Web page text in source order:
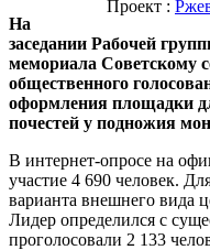
Проект :
На
заседании Рабочей
мемориала Советскому
общественного
оформления площадки
почестей у подножия
В интернет-опросе на
участие 4 690 человек.
варианта внешнего вида
Лидер определился с
проголосовали 2 133